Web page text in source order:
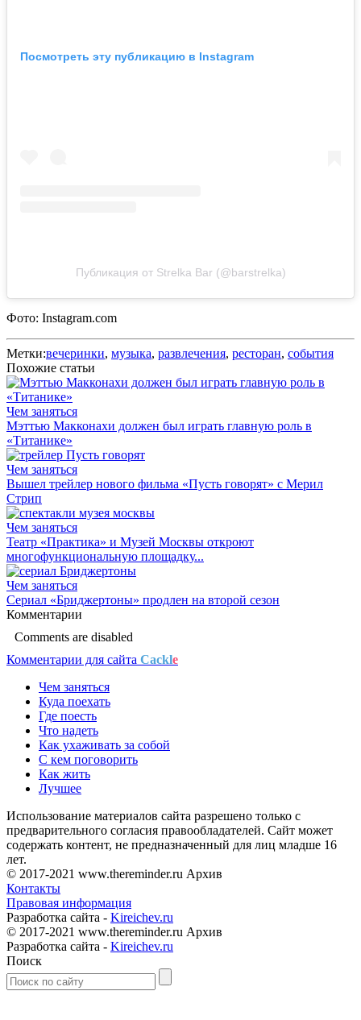
Посмотреть эту публикацию в Instagram
Публикация от Strelka Bar (@barstrelka)
Фото: Instagram.com
Метки:вечеринки, музыка, развлечения, ресторан, события
Похожие статьи
Чем заняться
Мэттью Макконахи должен был играть главную роль в
«Титанике»
Чем заняться
Вышел трейлер нового фильма «Пусть говорят» с Мерил
Стрип
Чем заняться
Театр «Практика» и Музей Москвы откроют
многофункциональную площадку...
Чем заняться
Cериал «Бриджертоны» продлен на второй сезон
Комментарии
Comments are disabled
Комментарии для сайта Cackle
Чем заняться
Куда поехать
Где поесть
Что надеть
Как ухаживать за собой
С кем поговорить
Как жить
Лучшее
Использование материалов сайта разрешено только с
предварительного согласия правообладателей. Сайт может
содержать контент, не предназначенный для лиц младше 16
лет.
© 2017-2021 www.thereminder.ru Архив
Контакты
Правовая информация
Разработка сайта - Kireichev.ru
© 2017-2021 www.thereminder.ru Архив
Разработка сайта - Kireichev.ru
Поиск